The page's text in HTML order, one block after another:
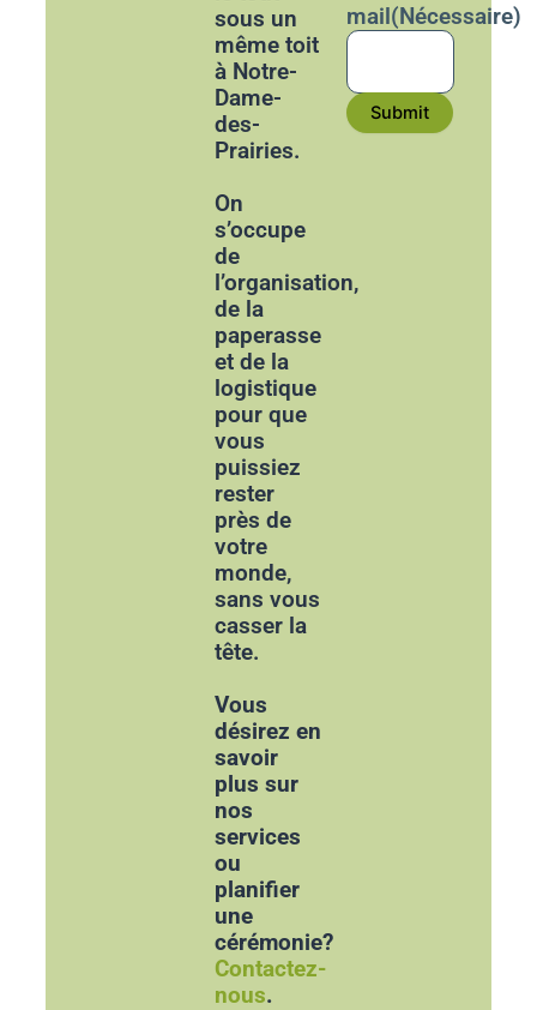
sous un
même toit
à Notre-
Dame-
des-
Prairies.
On
s’occupe
de
l’organisation,
de la
paperasse
et de la
logistique
pour que
vous
puissiez
rester
près de
votre
monde,
sans vous
casser la
tête.
Vous
désirez en
savoir
plus sur
nos
services
ou
planifier
une
cérémonie?
Contactez-
nous.
mail(Nécessaire)
Submit